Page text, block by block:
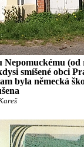
Nepomuckému (od
smíšené obci
byla německá